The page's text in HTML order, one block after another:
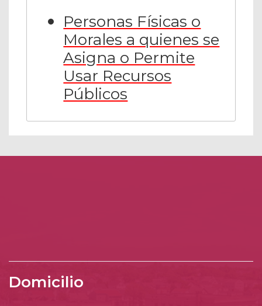
Personas Físicas o
Morales a quienes se
Asigna o Permite
Usar Recursos
Públicos
Domicilio